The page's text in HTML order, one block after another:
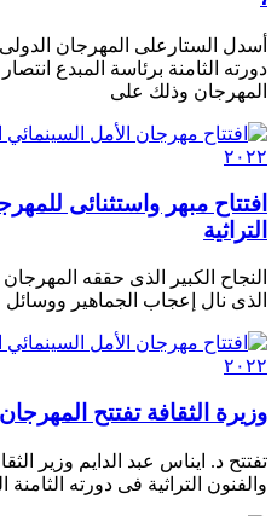
أسدل الستارعلى المهرجان
دورته الثامنة برئاسة المبدع
المهرجان وذلك على
افتتاح مبهر واستثنائى
التراثية
النجاح الكبير الذى حققه
الذى نال إعجاب الجماهير ووسائل
وزيرة الثقافة تفتتح
تفتتح د. ايناس عبد الدايم وزير
والفنون التراثية فى دورته